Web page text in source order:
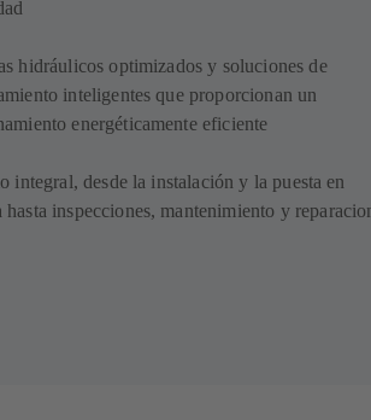
hidráulicos optimizados y soluciones de
inteligentes que proporcionan un
energéticamente eficiente
integral, desde la instalación y la puesta en
hasta inspecciones, mantenimiento y